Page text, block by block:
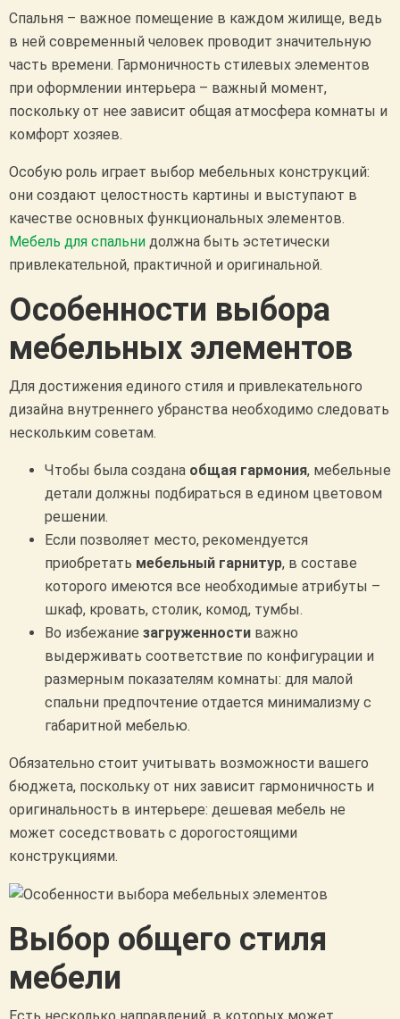
Спальня – важное помещение в каждом жилище, ведь
в ней современный человек проводит значительную
часть времени. Гармоничность стилевых элементов
при оформлении интерьера – важный момент,
поскольку от нее зависит общая атмосфера комнаты и
комфорт хозяев.
Особую роль играет выбор мебельных конструкций:
они создают целостность картины и выступают в
качестве основных функциональных элементов.
Мебель для спальни должна быть эстетически
привлекательной, практичной и оригинальной.
Особенности выбора
мебельных элементов
Для достижения единого стиля и привлекательного
дизайна внутреннего убранства необходимо следовать
нескольким советам.
Чтобы была создана общая гармония, мебельные
детали должны подбираться в едином цветовом
решении.
Если позволяет место, рекомендуется
приобретать мебельный гарнитур, в составе
которого имеются все необходимые атрибуты –
шкаф, кровать, столик, комод, тумбы.
Во избежание загруженности важно
выдерживать соответствие по конфигурации и
размерным показателям комнаты: для малой
спальни предпочтение отдается минимализму с
габаритной мебелью.
Обязательно стоит учитывать возможности вашего
бюджета, поскольку от них зависит гармоничность и
оригинальность в интерьере: дешевая мебель не
может соседствовать с дорогостоящими
конструкциями.
Выбор общего стиля
мебели